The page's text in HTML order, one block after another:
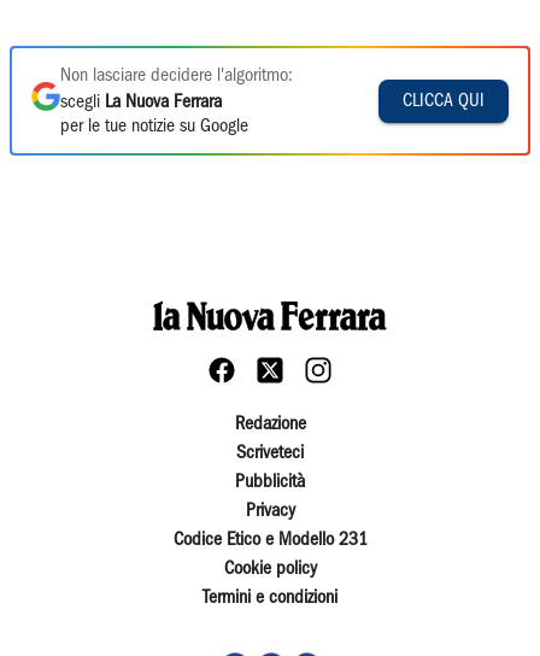
Non lasciare decidere l'algoritmo:
scegli La Nuova Ferrara
per le tue notizie su Google
CLICCA QUI
Redazione
Scriveteci
Pubblicità
Privacy
Codice Etico e Modello 231
Cookie policy
Termini e condizioni